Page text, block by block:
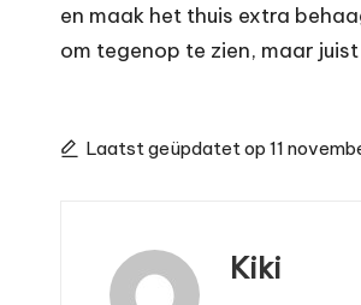
en maak het thuis extra
om tegenop te zien, maar
Laatst geüpdatet op 11
Kiki